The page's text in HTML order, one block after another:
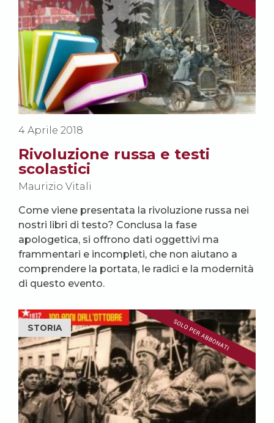
4 Aprile 2018
Rivoluzione russa e testi
scolastici
Maurizio Vitali
Come viene presentata la rivoluzione russa nei
nostri libri di testo? Conclusa la fase
apologetica, si offrono dati oggettivi ma
frammentari e incompleti, che non aiutano a
comprendere la portata, le radici e la modernità
di questo evento.
STORIA